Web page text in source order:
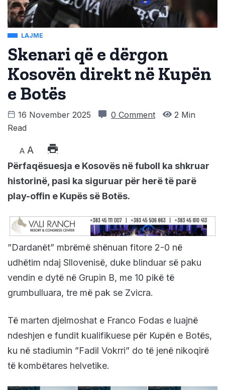
LAJME
Skenari që e dërgon
Kosovën direkt në Kupën
e Botës
16 November 2025 0 Comment
2 Min
Read
A A
Përfaqësuesja e Kosovës në fuboll ka shkruar
historinë, pasi ka siguruar për herë të parë
play-offin e Kupës së Botës.
”Dardanët” mbrëmë shënuan fitore 2-0 në
udhëtim ndaj Sllovenisë, duke blinduar së paku
vendin e dytë në Grupin B, me 10 pikë të
grumbulluara, tre më pak se Zvicra.
Të marten djelmoshat e Franco Fodas e luajnë
ndeshjen e fundit kualifikuese për Kupën e Botës,
ku në stadiumin ”Fadil Vokrri” do të jenë nikoqirë
të kombëtares helvetike.